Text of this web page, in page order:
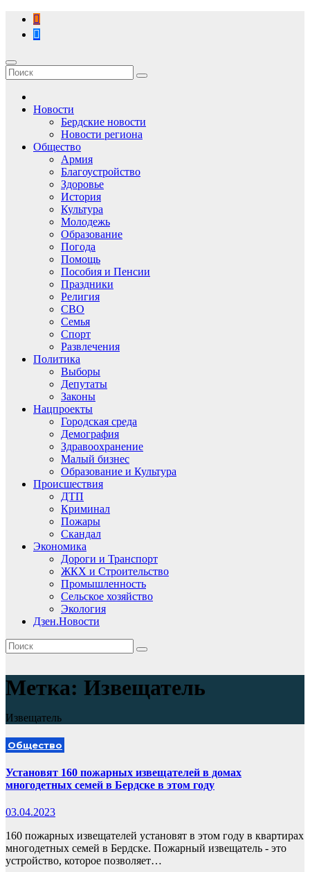
Перейти
содержимому
Новости
Бердские новости
Новости региона
Общество
Армия
Благоустройство
Здоровье
История
Культура
Молодежь
Образование
Погода
Помощь
Пособия и Пенсии
Праздники
Религия
СВО
Семья
Спорт
Развлечения
Политика
Выборы
Депутаты
Законы
Нацпроекты
Городская среда
Демография
Здравоохранение
Малый бизнес
Образование и Культура
Происшествия
ДТП
Криминал
Пожары
Скандал
Экономика
Дороги и Транспорт
ЖКХ и Строительство
Промышленность
Сельское хозяйство
Экология
Дзен.Новости
Метка: Извещатель
Извещатель
Общество
Установят 160 пожарных извещателей в домах
многодетных семей в Бердске в этом году
03.04.2023
160 пожарных извещателей установят в этом году в квартирах
многодетных семей в Бердске. Пожарный извещатель - это
устройство, которое позволяет…